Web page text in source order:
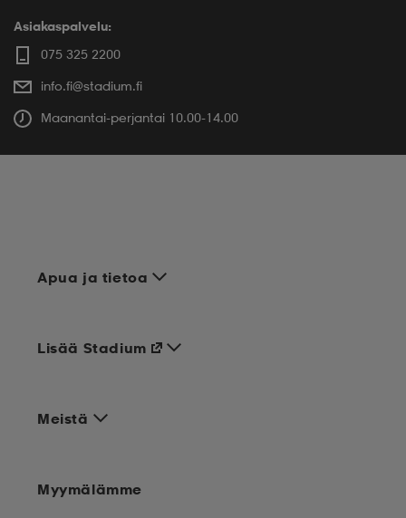
Asiakaspalvelu:
075 325 2200
info.fi@stadium.fi
Maanantai-perjantai 10.00-14.00
Apua ja tietoa
Meistä
Lisää Stadium
Myymälämme